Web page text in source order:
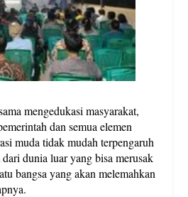
mengedukasi masyarakat,
dan semua elemen
muda tidak mudah terpengaruh
dunia luar yang bisa merusak
bangsa yang akan melemahkan